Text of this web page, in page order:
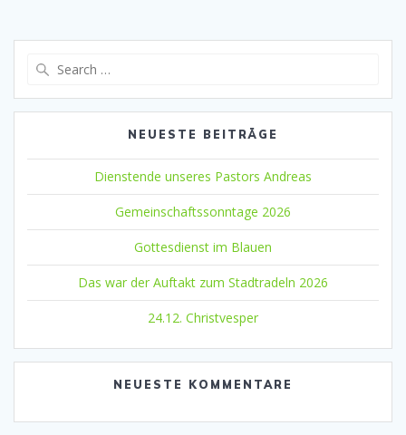
NEUESTE BEITRÄGE
Dienstende unseres Pastors Andreas
Gemeinschaftssonntage 2026
Gottesdienst im Blauen
Das war der Auftakt zum Stadtradeln 2026
24.12. Christvesper
NEUESTE KOMMENTARE